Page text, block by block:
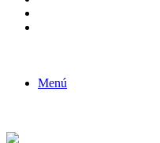
Menú